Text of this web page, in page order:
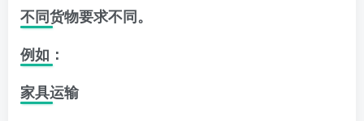
不同货物要求不同。
例如：
家具运输